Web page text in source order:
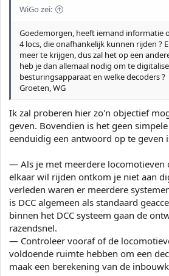
WiGo zei:
Goedemorgen, heeft iemand informatie
4 locs, die onafhankelijk kunnen rijden ?
meer te krijgen, dus zal het op een
heb je dan allemaal nodig om te
besturingsapparaat en welke decoders ?
Groeten, WG
Ik zal proberen hier zo'n objectief
geven. Bovendien is het geen
eenduidig een antwoord op te geven
— Als je met meerdere locomotieven
elkaar wil rijden ontkom je niet aan
verleden waren er meerdere
is DCC algemeen als standaard
binnen het DCC systeem gaan de
razendsnel.
— Controleer vooraf of de
voldoende ruimte hebben om een
maak een berekening van de